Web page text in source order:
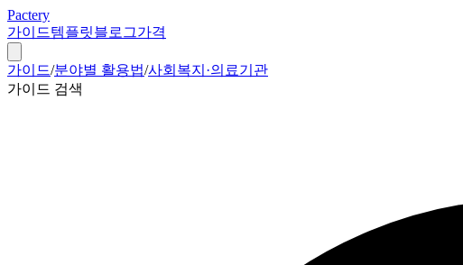
Pactery
가이드템플릿블로그가격
가이드/분야별 활용법/사회복지·의료기관
가이드 검색